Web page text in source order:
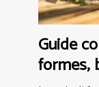
Guide
formes,